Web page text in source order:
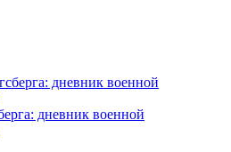
дневник военной